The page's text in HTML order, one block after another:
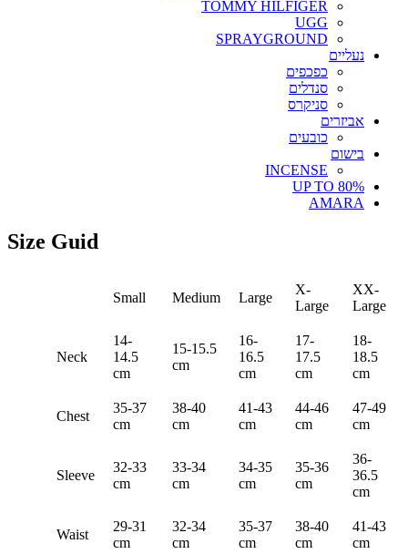
TOMMY HILFIGER
UGG
SPRAYGROUND
נעליים
כפכפים
סנדלים
סניקרס
אביזרים
כובעים
בישום
INCENSE
UP TO 80%
AMARA
Size Guid
Small Medium Large
X-
Large
XX-
Large
Neck
14-
14.5
cm
15-15.5
cm
16-
16.5
cm
17-
17.5
cm
18-
18.5
cm
Chest
35-37
cm
38-40
cm
41-43
cm
44-46
cm
47-49
cm
Sleeve
32-33
cm
33-34
cm
34-35
cm
35-36
cm
36-
36.5
cm
Waist
29-31
cm
32-34
cm
35-37
cm
38-40
cm
41-43
cm